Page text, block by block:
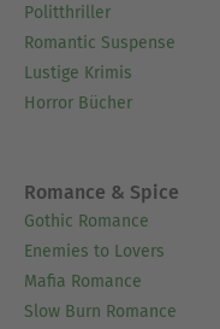
Politthriller
Romantic Suspense
Lustige Krimis
Horror Bücher
Romance & Spice
Gothic Romance
Enemies to Lovers
Mafia Romance
Slow Burn Romance